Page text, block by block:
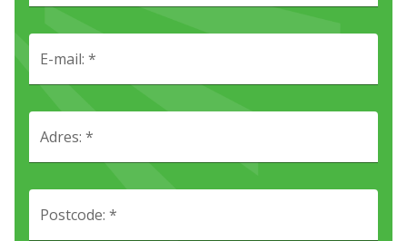
E-mail: *
Adres: *
Postcode: *